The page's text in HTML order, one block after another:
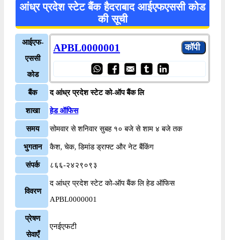
आंध्र प्रदेश स्टेट बैंक हैदराबाद आईएफएससी कोड
की सूची
आईएफ-
एससी
कोड
APBL0000001
बैंक द आंध्र प्रदेश स्टेट को-ऑप बैंक लि
शाखा हेड ऑफिस
समय सोमवार से शनिवार सुबह १० बजे से शाम ४ बजे तक
भुगतान कैश, चेक, डिमांड ड्राफ्ट और नेट बैंकिंग
संपर्क ८६६-२४२९०९३
विवरण
द आंध्र प्रदेश स्टेट को-ऑप बैंक लि हेड ऑफिस
APBL0000001
प्रेषण
सेवाएँ
एनईएफटी